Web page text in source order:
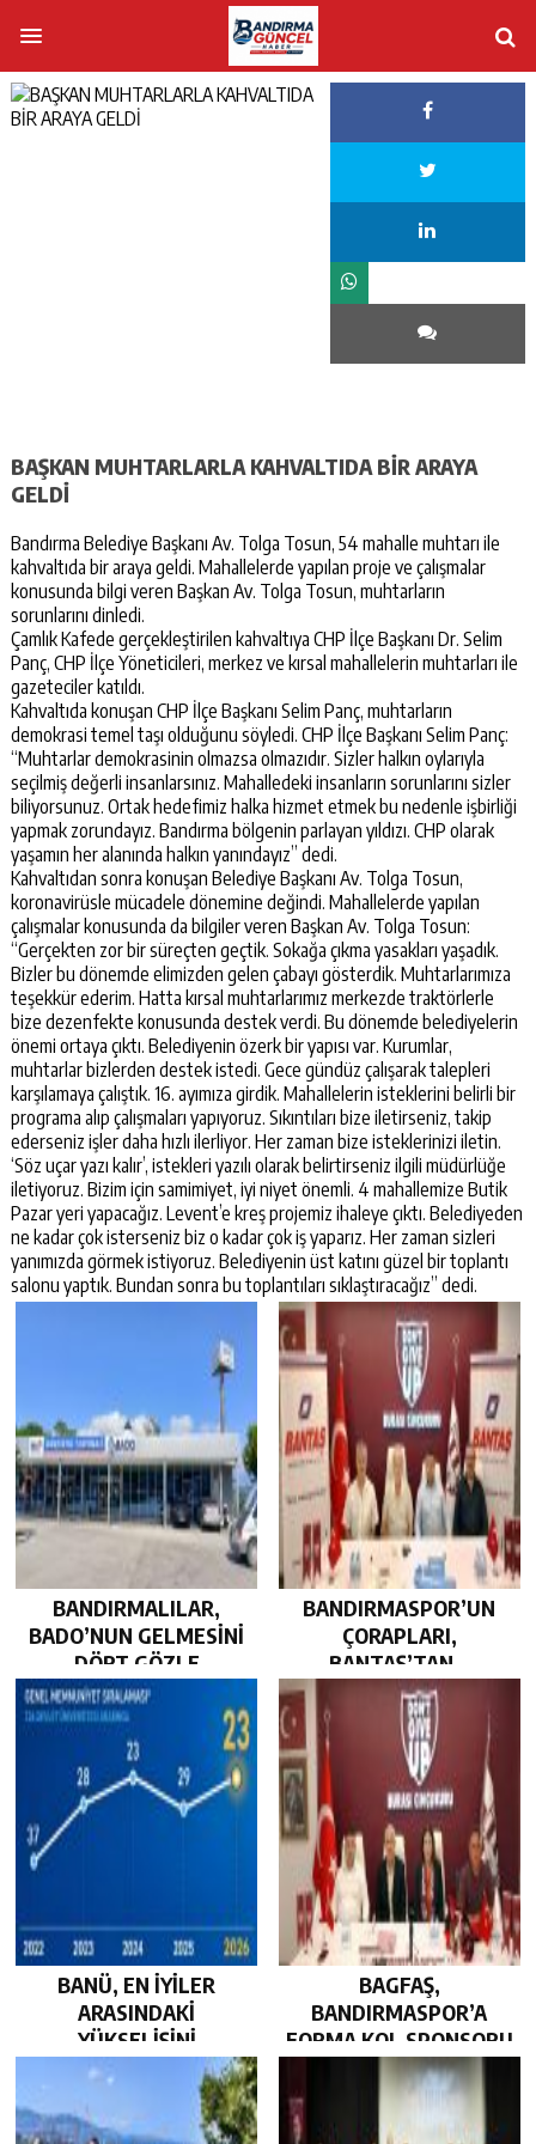
BAŞKAN MUHTARLARLA KAHVALTIDA BİR ARAYA
GELDİ
Bandırma Belediye Başkanı Av. Tolga Tosun, 54 mahalle muhtarı ile
kahvaltıda bir araya geldi. Mahallelerde yapılan proje ve çalışmalar
konusunda bilgi veren Başkan Av. Tolga Tosun, muhtarların
sorunlarını dinledi.
Çamlık Kafede gerçekleştirilen kahvaltıya CHP İlçe Başkanı Dr. Selim
Panç, CHP İlçe Yöneticileri, merkez ve kırsal mahallelerin muhtarları ile
gazeteciler katıldı.
Kahvaltıda konuşan CHP İlçe Başkanı Selim Panç, muhtarların
demokrasi temel taşı olduğunu söyledi. CHP İlçe Başkanı Selim Panç:
“Muhtarlar demokrasinin olmazsa olmazıdır. Sizler halkın oylarıyla
seçilmiş değerli insanlarsınız. Mahalledeki insanların sorunlarını sizler
biliyorsunuz. Ortak hedefimiz halka hizmet etmek bu nedenle işbirliği
yapmak zorundayız. Bandırma bölgenin parlayan yıldızı. CHP olarak
yaşamın her alanında halkın yanındayız” dedi.
Kahvaltıdan sonra konuşan Belediye Başkanı Av. Tolga Tosun,
koronavirüsle mücadele dönemine değindi. Mahallelerde yapılan
çalışmalar konusunda da bilgiler veren Başkan Av. Tolga Tosun:
“Gerçekten zor bir süreçten geçtik. Sokağa çıkma yasakları yaşadık.
Bizler bu dönemde elimizden gelen çabayı gösterdik. Muhtarlarımıza
teşekkür ederim. Hatta kırsal muhtarlarımız merkezde traktörlerle
bize dezenfekte konusunda destek verdi. Bu dönemde belediyelerin
önemi ortaya çıktı. Belediyenin özerk bir yapısı var. Kurumlar,
muhtarlar bizlerden destek istedi. Gece gündüz çalışarak talepleri
karşılamaya çalıştık. 16. ayımıza girdik. Mahallelerin isteklerini belirli bir
programa alıp çalışmaları yapıyoruz. Sıkıntıları bize iletirseniz, takip
ederseniz işler daha hızlı ilerliyor. Her zaman bize isteklerinizi iletin.
‘Söz uçar yazı kalır’, istekleri yazılı olarak belirtirseniz ilgili müdürlüğe
iletiyoruz. Bizim için samimiyet, iyi niyet önemli. 4 mahallemize Butik
Pazar yeri yapacağız. Levent’e kreş projemiz ihaleye çıktı. Belediyeden
ne kadar çok isterseniz biz o kadar çok iş yaparız. Her zaman sizleri
yanımızda görmek istiyoruz. Belediyenin üst katını güzel bir toplantı
salonu yaptık. Bundan sonra bu toplantıları sıklaştıracağız” dedi.
BANDIRMALILAR,
BADO’NUN GELMESİNİ
DÖRT GÖZLE
BEKLİYOR…
BANDIRMASPOR’UN
ÇORAPLARI,
BANTAŞ’TAN…
BANÜ, EN İYİLER
ARASINDAKİ
YÜKSELİŞİNİ
SÜRDÜRDÜ…
BAGFAŞ,
BANDIRMASPOR’A
FORMA KOL SPONSORU
OLARAK KUCAK AÇTI…